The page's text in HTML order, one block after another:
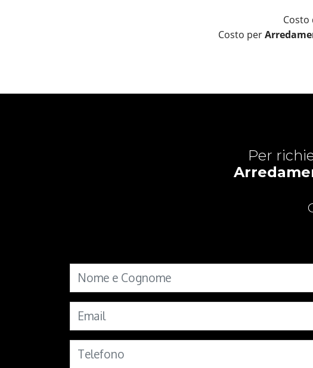
Costo
Costo per
Per